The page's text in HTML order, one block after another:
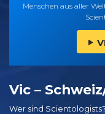
Menschen aus aller
Vic –
Wer sind